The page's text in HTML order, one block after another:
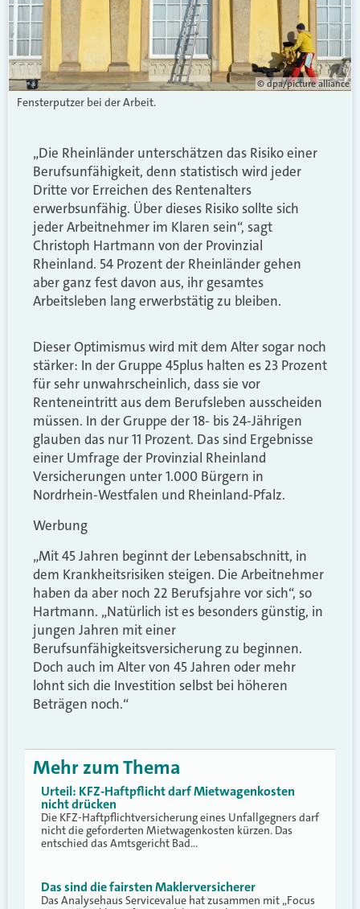
© dpa/picture alliance
Fensterputzer bei der Arbeit.
„Die Rheinländer unterschätzen das Risiko einer
Berufsunfähigkeit, denn statistisch wird jeder
Dritte vor Erreichen des Rentenalters
erwerbsunfähig. Über dieses Risiko sollte sich
jeder Arbeitnehmer im Klaren sein“, sagt
Christoph Hartmann von der Provinzial
Rheinland. 54 Prozent der Rheinländer gehen
aber ganz fest davon aus, ihr gesamtes
Arbeitsleben lang erwerbstätig zu bleiben.
Dieser Optimismus wird mit dem Alter sogar noch
stärker: In der Gruppe 45plus halten es 23 Prozent
für sehr unwahrscheinlich, dass sie vor
Renteneintritt aus dem Berufsleben ausscheiden
müssen. In der Gruppe der 18- bis 24-Jährigen
glauben das nur 11 Prozent. Das sind Ergebnisse
einer Umfrage der Provinzial Rheinland
Versicherungen unter 1.000 Bürgern in
Nordrhein-Westfalen und Rheinland-Pfalz.
Werbung
„Mit 45 Jahren beginnt der Lebensabschnitt, in
dem Krankheitsrisiken steigen. Die Arbeitnehmer
haben da aber noch 22 Berufsjahre vor sich“, so
Hartmann. „Natürlich ist es besonders günstig, in
jungen Jahren mit einer
Berufsunfähigkeitsversicherung zu beginnen.
Doch auch im Alter von 45 Jahren oder mehr
lohnt sich die Investition selbst bei höheren
Beträgen noch.“
Mehr zum Thema
Urteil: KFZ-Haftpflicht darf Mietwagenkosten
nicht drücken
Die KFZ-Haftpflichtversicherung eines Unfallgegners darf
nicht die geforderten Mietwagenkosten kürzen. Das
entschied das Amtsgericht Bad…
Das sind die fairsten Maklerversicherer
Das Analysehaus Servicevalue hat zusammen mit „Focus